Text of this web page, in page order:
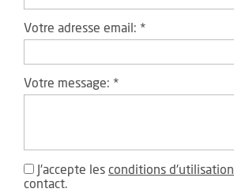
Votre adresse email: *
Votre message: *
J'accepte les conditions d'utilisation
contact.